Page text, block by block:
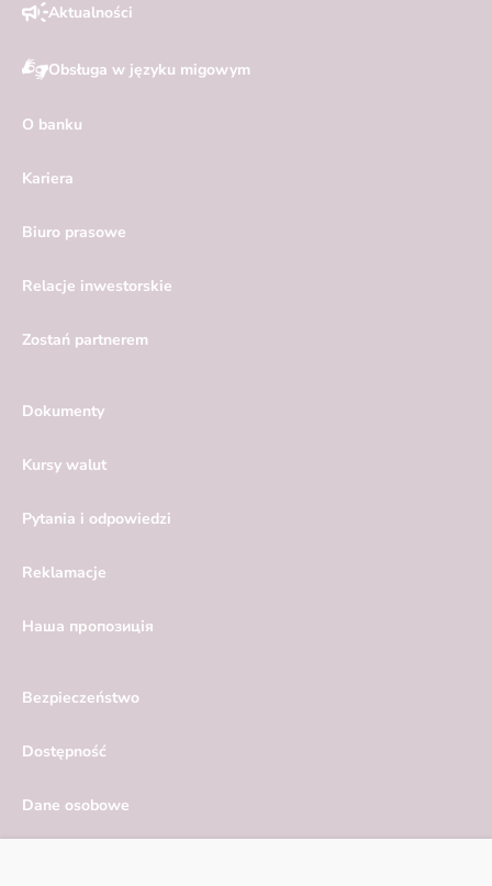
Aktualności
Obsługa w języku migowym
O banku
Kariera
Biuro prasowe
Relacje inwestorskie
Zostań partnerem
Dokumenty
Kursy walut
Pytania i odpowiedzi
Reklamacje
Hаша пропозиція
Bezpieczeństwo
Dostępność
Dane osobowe